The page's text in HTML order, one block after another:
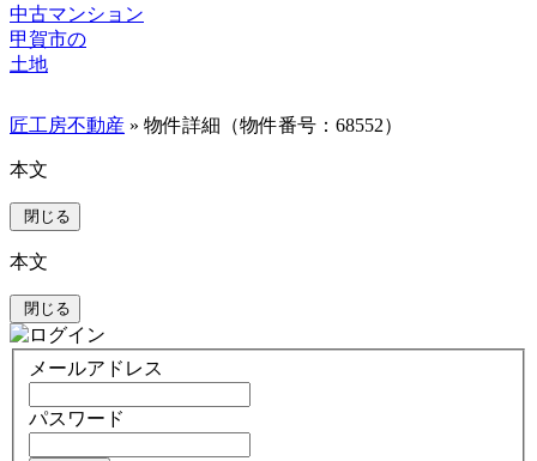
中古マンション
甲賀市の
土地
匠工房不動産 » 物件詳細（物件番号：68552）
本文
閉じる
本文
閉じる
メールアドレス
パスワード